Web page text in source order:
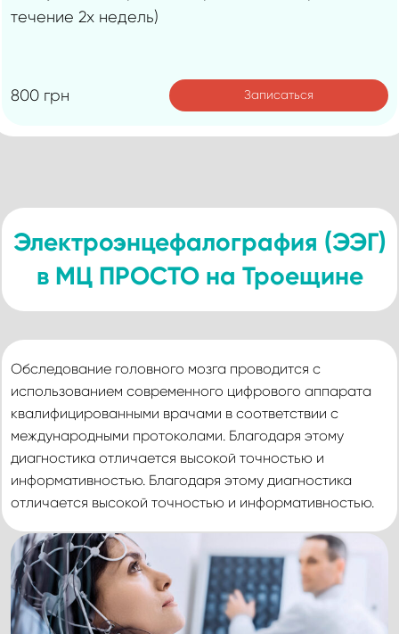
течение 2х недель)
800 грн Записаться
Электроэнцефалография (ЭЭГ)
в МЦ ПРОСТО на Троещине
Обследование головного мозга проводится с
использованием современного цифрового аппарата
квалифицированными врачами в соответствии с
международными протоколами. Благодаря этому
диагностика отличается высокой точностью и
информативностью. Благодаря этому диагностика
отличается высокой точностью и информативностью.